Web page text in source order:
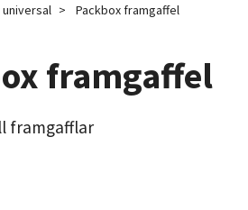
Packbox framgaffel
framgaffel
framgafflar